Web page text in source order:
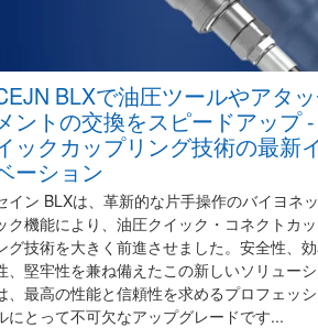
BLXで油圧ツールやアタ
ントの交換をスピードアップ -
ックカップリング技術の最新
ーション
イン BLXは、革新的な片手操作のバイヨネ
ク機能により、油圧クイック・コネクトカッ
グ技術を大きく前進させました。安全性、
、堅牢性を兼ね備えたこの新しいソリュー
、最高の性能と信頼性を求めるプロフェッ
にとって不可欠なアップグレードです...